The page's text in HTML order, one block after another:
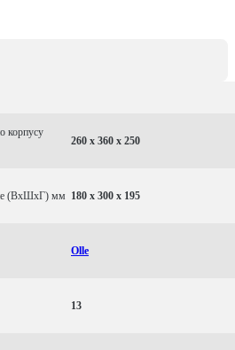
корпусу
260 x 360 x 250
(ВхШхГ) мм 180 x 300 x 195
Olle
13